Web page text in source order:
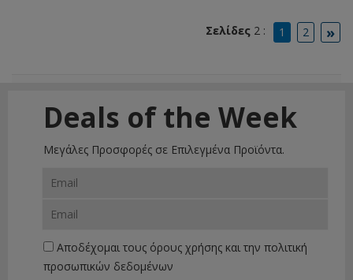
Σελίδες 2 : 1 2 »
Deals of the Week
Μεγάλες Προσφορές σε Επιλεγμένα Προϊόντα.
Αποδέχομαι τους όρους χρήσης και την πολιτική
προσωπικών δεδομένων